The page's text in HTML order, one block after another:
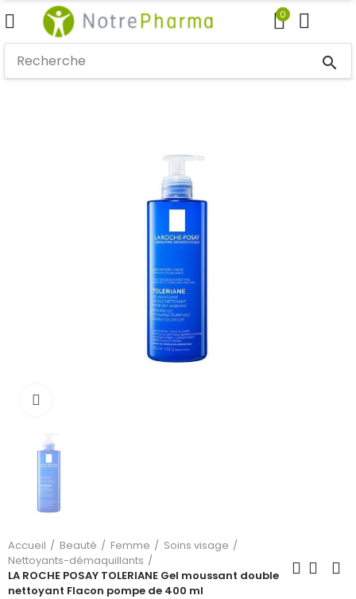
0
search
Accueil Beauté Femme
Soins visage
Nettoyants-démaquillants
LA ROCHE POSAY TOLERIANE Gel moussant double
nettoyant Flacon pompe de 400 ml